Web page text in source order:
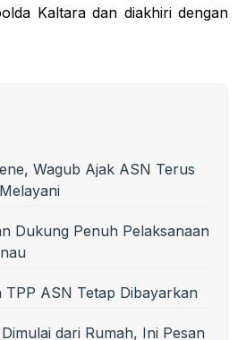
Kaltara dan diakhiri dengan
Wagub Ajak ASN Terus
Dukung Penuh Pelaksanaan
TPP ASN Tetap Dibayarkan
dari Rumah, Ini Pesan